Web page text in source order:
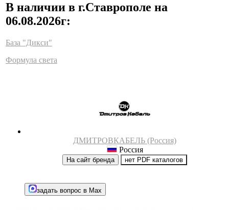
В наличии в г.Ставрополе на
06.08.2026г:
База "Дикси"
Формула света
ДМИТРОВКАБЕЛЬ (Россия)
Россия
На сайт бренда нет PDF каталогов
задать вопрос в Max